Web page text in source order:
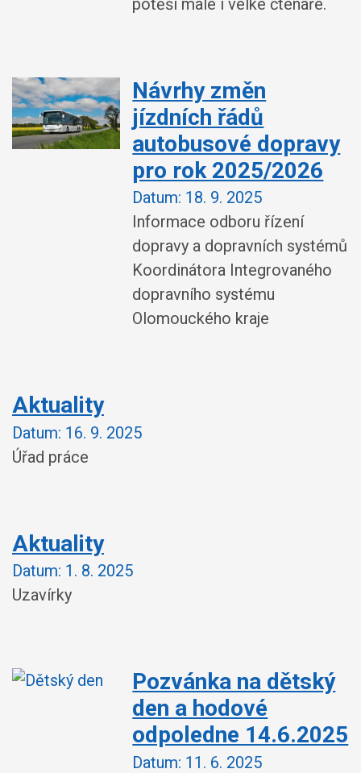
Návrhy změn
jízdních řádů
autobusové dopravy
pro rok 2025/2026
Datum: 18. 9. 2025
Informace odboru řízení
dopravy a dopravních systémů
Koordinátora Integrovaného
dopravního systému
Olomouckého kraje
Aktuality
Datum: 16. 9. 2025
Úřad práce
Aktuality
Datum: 1. 8. 2025
Uzavírky
Pozvánka na dětský
den a hodové
odpoledne 14.6.2025
Datum: 11. 6. 2025